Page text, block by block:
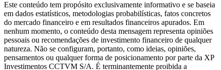
Este conteúdo tem propósito exclusivamente informativo e se baseia
em dados estatísticos, metodologias probabilísticas, fatos concretos
do mercado financeiro e em resultados financeiros apurados. Em
nenhum momento, o conteúdo desta mensagem representa opiniões
pessoais ou recomendações de investimento financeiro de qualquer
natureza. Não se configuram, portanto, como ideias, opiniões,
pensamentos ou qualquer forma de posicionamento por parte da XP
Investimentos CCTVM S/A. É terminantemente proibida a